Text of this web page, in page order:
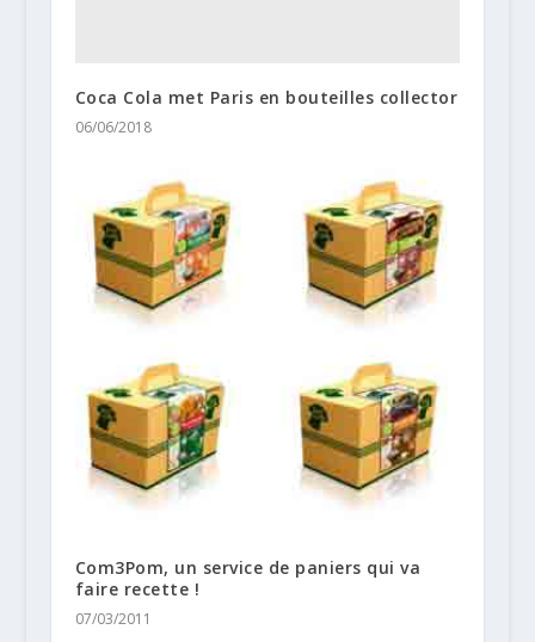
Coca Cola met Paris en bouteilles collector
06/06/2018
Com3Pom, un service de paniers qui va
faire recette !
07/03/2011